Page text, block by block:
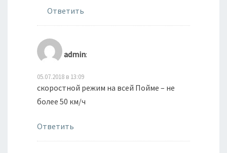
Ответить
admin:
05.07.2018 в 13:09
скоростной режим на всей Пойме – не
более 50 км/ч
Ответить